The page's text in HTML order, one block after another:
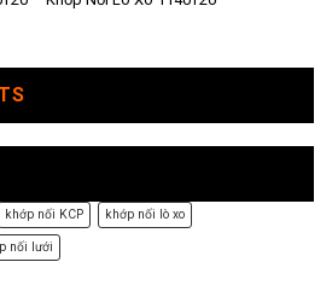
khớp nối KCP khớp nối lò xo
nối lưới